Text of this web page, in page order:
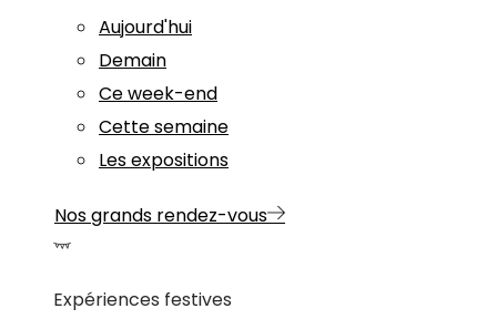
Aujourd'hui
Demain
Ce week-end
Cette semaine
Les expositions
Nos grands rendez-vous
Expériences festives